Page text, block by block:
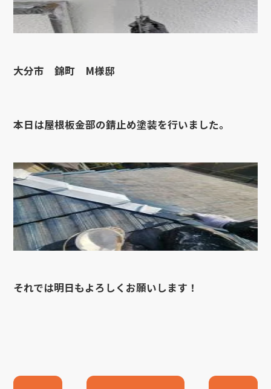
大分市 錦町 M様邸
本日は屋根板金部の錆止め塗装を行いました。
それでは明日もよろしくお願いします！